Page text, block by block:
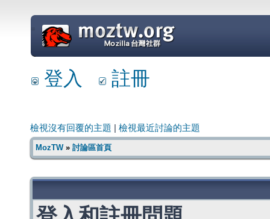
=
登入 註冊
檢視沒有回覆的主題 檢視最近討論的主題
MozTW» 討論區首頁